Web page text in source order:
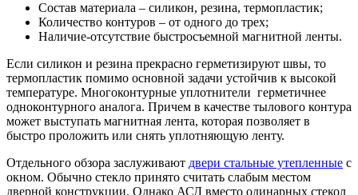
Состав материала – силикон, резина, термопластик;
Количество контуров – от одного до трех;
Наличие-отсутствие быстросъемной магнитной ленты.
Если силикон и резина прекрасно герметизируют швы, то
термопластик помимо основной задачи устойчив к высокой
температуре. Многоконтурные уплотнители герметичнее
одноконтурного аналога. Причем в качестве тылового контура
может выступать магнитная лента, которая позволяет в
быстро проложить или снять уплотняющую ленту.
Отдельного обзора заслуживают двери стальные утепленные с
окном. Обычно стекло принято считать слабым местом
дверной конструкции. Однако АСД вместо одинарных стекол